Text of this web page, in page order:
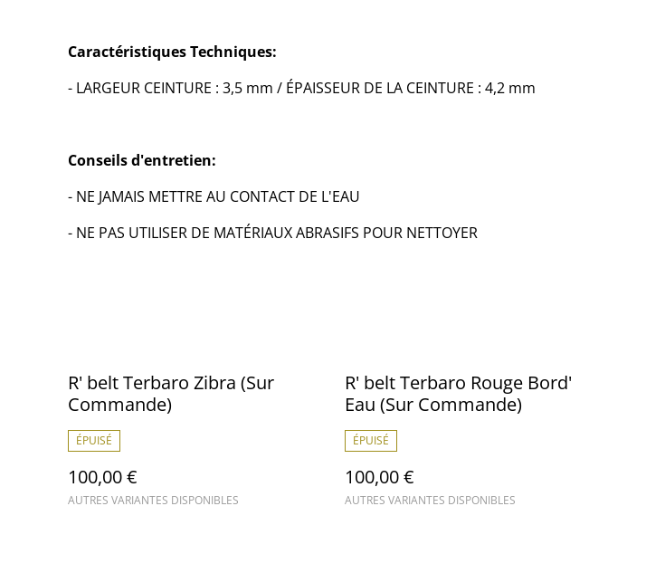
Caractéristiques Techniques:
- LARGEUR CEINTURE : 3,5 mm / ÉPAISSEUR DE LA CEINTURE : 4,2 mm
Conseils d'entretien:
- NE JAMAIS METTRE AU CONTACT DE L'EAU
- NE PAS UTILISER DE MATÉRIAUX ABRASIFS POUR NETTOYER
R' belt Terbaro Zibra (Sur
Commande)
ÉPUISÉ
100,00 €
AUTRES VARIANTES DISPONIBLES
R' belt Terbaro Rouge Bord'
Eau (Sur Commande)
ÉPUISÉ
100,00 €
AUTRES VARIANTES DISPONIBLES